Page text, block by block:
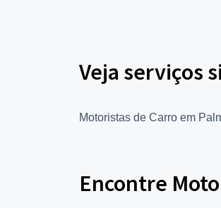
Veja serviços
Motoristas de Carro em
Encontre